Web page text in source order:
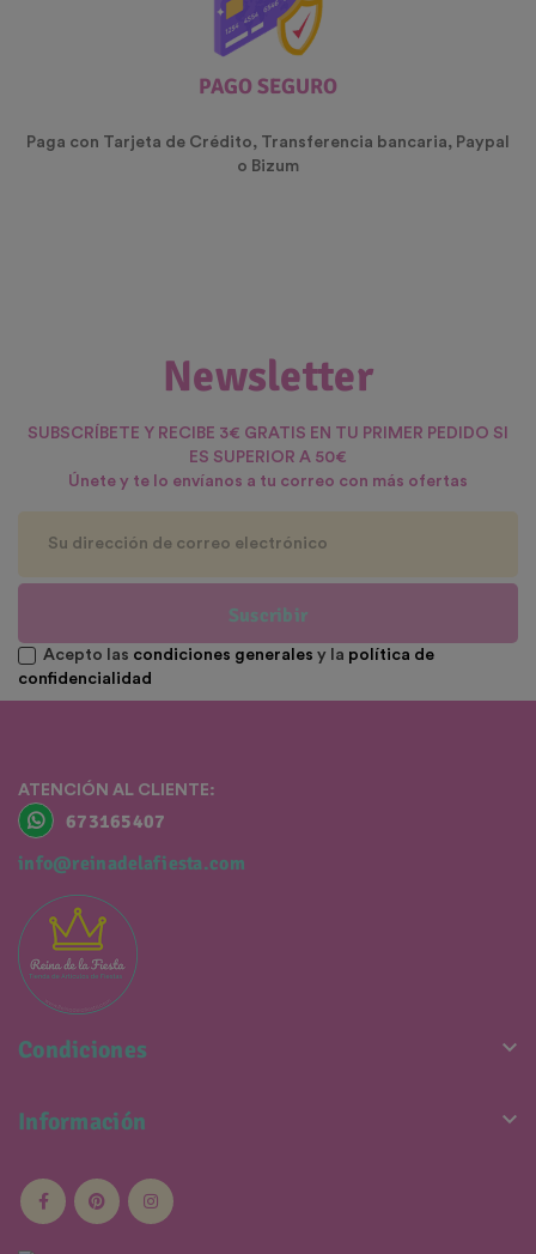
PAGO SEGURO
Paga con Tarjeta de Crédito, Transferencia bancaria, Paypal
o Bizum
Newsletter
SUBSCRÍBETE Y RECIBE 3€ GRATIS EN TU PRIMER PEDIDO SI
ES SUPERIOR A 50€
Únete y te lo envíanos a tu correo con más ofertas
Suscribir
Acepto las condiciones generales y la política de
confidencialidad
ATENCIÓN AL CLIENTE:
673165407
info@reinadelafiesta.com
Condiciones 
Información 